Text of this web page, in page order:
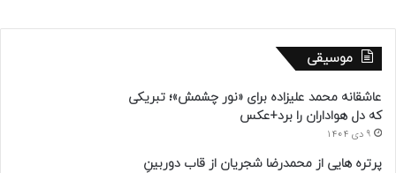
موسیقی
عاشقانه محمد علیزاده برای «نور چشمش»؛ تبریکی
که دل هواداران را برد+عکس
9 دی 1404
پرتره هایی از محمدرضا شجریان از قاب دوربینِ